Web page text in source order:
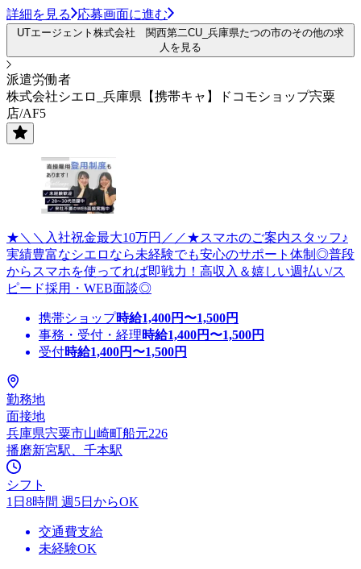
詳細を見る 応募画面に進む
UTエージェント株式会社 関西第二CU_兵庫県たつの市のその他の求
人を見る
派遣労働者
株式会社シエロ_兵庫県【携帯キャ】ドコモショップ宍粟
店/AF5
★＼＼入社祝金最大10万円／／★スマホのご案内スタッフ♪
実績豊富なシエロなら未経験でも安心のサポート体制◎普段
からスマホを使ってれば即戦力！高収入＆嬉しい週払い/ス
ピード採用・WEB面談◎
携帯ショップ時給1,400円〜1,500円
事務・受付・経理時給1,400円〜1,500円
受付時給1,400円〜1,500円
勤務地
面接地
兵庫県宍粟市山崎町船元226
播磨新宮駅、千本駅
シフト
1日8時間 週5日からOK
交通費支給
未経験OK